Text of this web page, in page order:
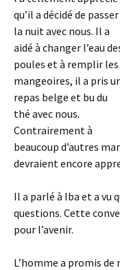
qu’il a décidé de passer
la nuit avec nous. Il a
aidé à changer l’eau
poules et à remplir les
mangeoires, il a pris
repas belge et bu du
thé avec nous.
Contrairement à
beaucoup d’autres
devraient encore
Il a parlé à Iba et a vu
questions. Cette
pour l’avenir.
L’homme a promis de